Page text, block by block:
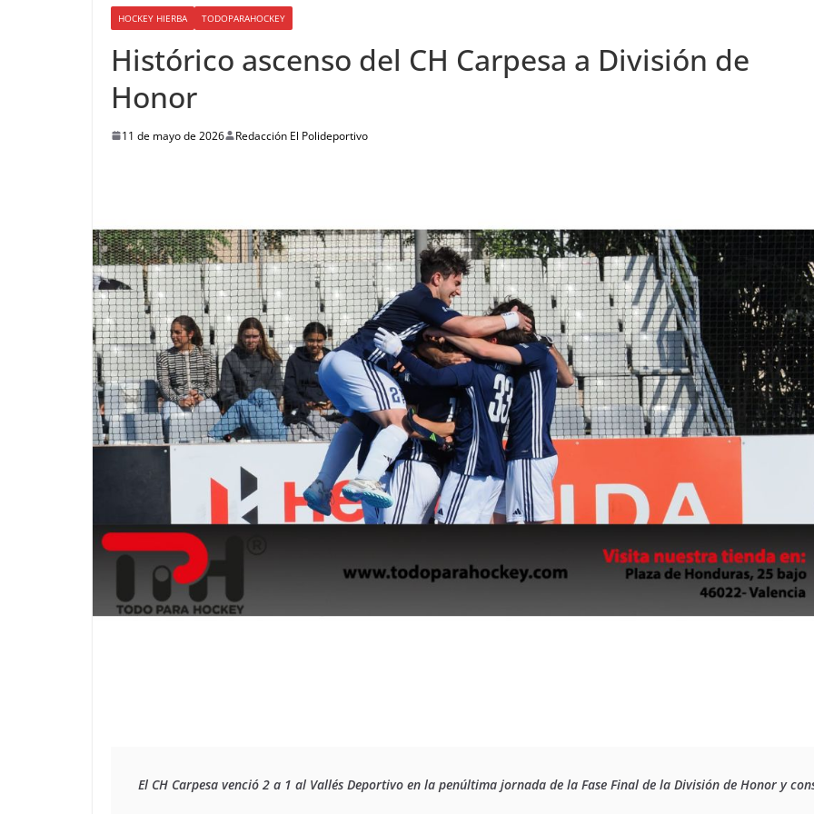
HOCKEY HIERBA TODOPARAHOCKEY
Histórico ascenso del CH Carpesa a División de
Honor
11 de mayo de 2026 Redacción El Polideportivo
El CH Carpesa venció 2 a 1 al Vallés Deportivo en la penúltima jornada de la Fase Final de la División de Honor y